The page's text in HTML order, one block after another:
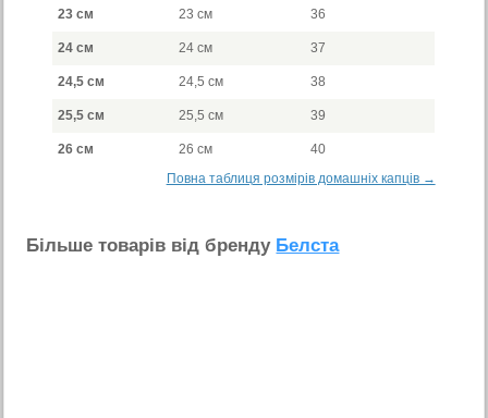
23 см 23 см 36
24 см 24 см 37
24,5 см 24,5 см 38
25,5 см 25,5 см 39
26 см 26 см
40
Повна таблиця розмірів домашніх капців →
Бiльше товарiв вiд бренду Белста